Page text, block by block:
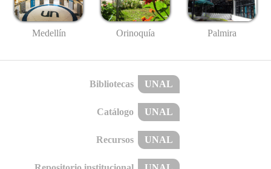
Medellín Orinoquía Palmira
Bibliotecas UNAL
Catálogo UNAL
Recursos UNAL